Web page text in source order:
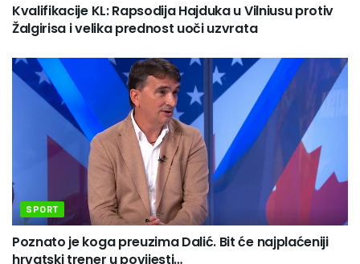
Kvalifikacije KL: Rapsodija Hajduka u Vilniusu protiv
Žalgirisa i velika prednost uoči uzvrata
SPORT
Poznato je koga preuzima Dalić. Bit će najplaćeniji
hrvatski trener u povijesti…